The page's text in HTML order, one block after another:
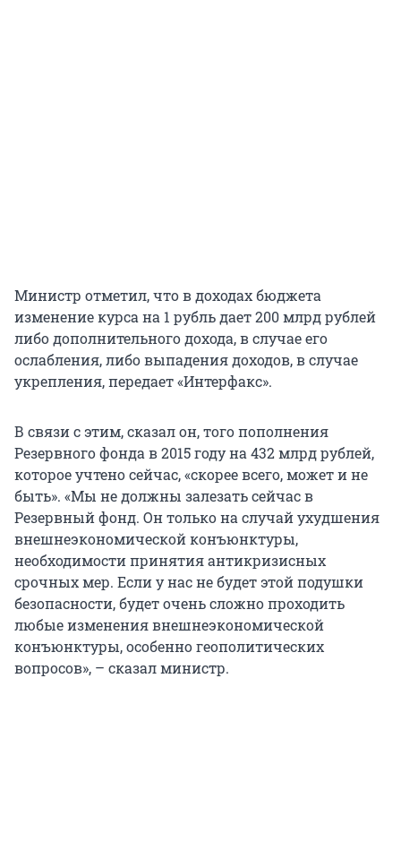
Министр отметил, что в доходах бюджета
изменение курса на 1 рубль дает 200 млрд рублей
либо дополнительного дохода, в случае его
ослабления, либо выпадения доходов, в случае
укрепления, передает «Интерфакс».
В связи с этим, сказал он, того пополнения
Резервного фонда в 2015 году на 432 млрд рублей,
которое учтено сейчас, «скорее всего, может и не
быть». «Мы не должны залезать сейчас в
Резервный фонд. Он только на случай ухудшения
внешнеэкономической конъюнктуры,
необходимости принятия антикризисных
срочных мер. Если у нас не будет этой подушки
безопасности, будет очень сложно проходить
любые изменения внешнеэкономической
конъюнктуры, особенно геополитических
вопросов», – сказал министр.